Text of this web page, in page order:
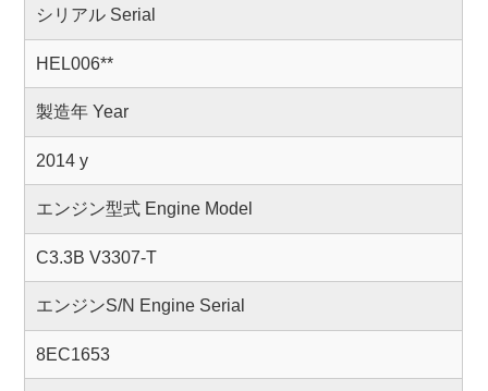
シリアル Serial
HEL006**
製造年 Year
2014 y
エンジン型式 Engine Model
C3.3B V3307-T
エンジンS/N Engine Serial
8EC1653